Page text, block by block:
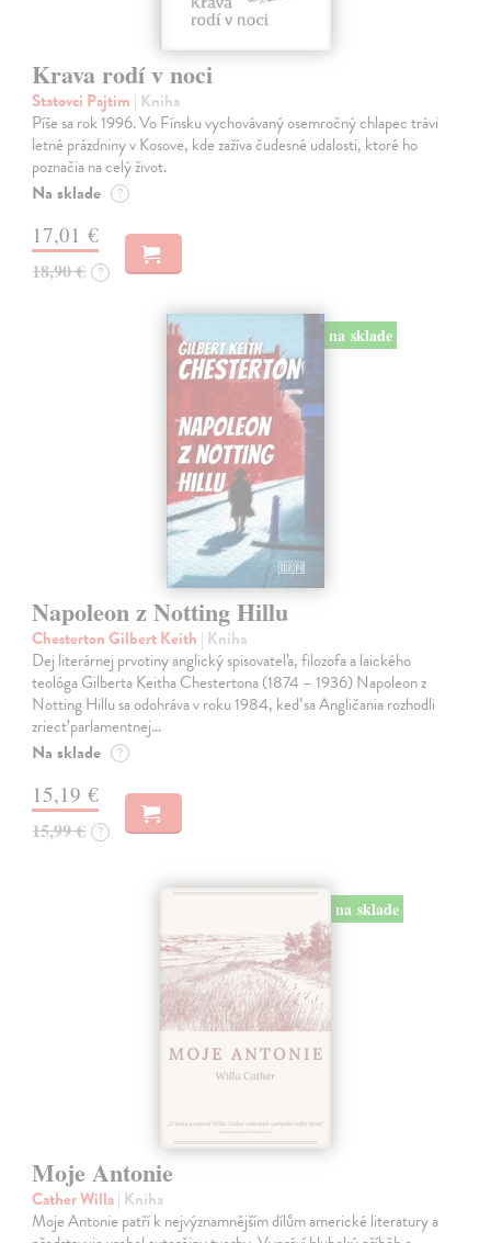
Krava rodí v noci
Statovci Pajtim | Kniha
Píše sa rok 1996. Vo Fínsku vychovávaný osemročný chlapec trávi
letné prázdniny v Kosove, kde zažíva čudesné udalosti, ktoré ho
poznačia na celý život.
Na sklade ?
17,01 €
18,90 € ?
na sklade
Napoleon z Notting Hillu
Chesterton Gilbert Keith | Kniha
Dej literárnej prvotiny anglický spisovateľa, filozofa a laického
teológa Gilberta Keitha Chestertona (1874 – 1936) Napoleon z
Notting Hillu sa odohráva v roku 1984, keď sa Angličania rozhodli
zriecť parlamentnej…
Na sklade ?
15,19 €
15,99 € ?
na sklade
Moje Antonie
Cather Willa| Kniha
Moje Antonie patří k nejvýznamnějším dílům americké literatury a